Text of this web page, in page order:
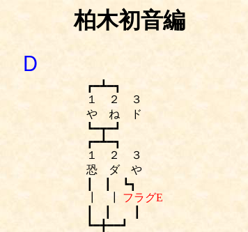
柏木初音編
Ｄ
┏━┻━┓
１ ２ ３
や ね ド
┗━┳━┛
┏━┻━┓
１ ２ ３
恐 ダ や
┃ ┃ ┗┓
フラグΕ
┗━╋━━┛